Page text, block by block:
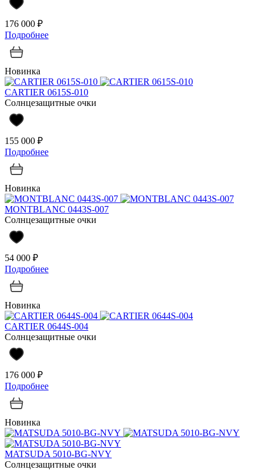
176 000 ₽
Подробнее
Новинка
CARTIER 0615S-010
Солнцезащитные очки
155 000 ₽
Подробнее
Новинка
MONTBLANC 0443S-007
Солнцезащитные очки
54 000 ₽
Подробнее
Новинка
CARTIER 0644S-004
Солнцезащитные очки
176 000 ₽
Подробнее
Новинка
MATSUDA 5010-BG-NVY
Солнцезащитные очки